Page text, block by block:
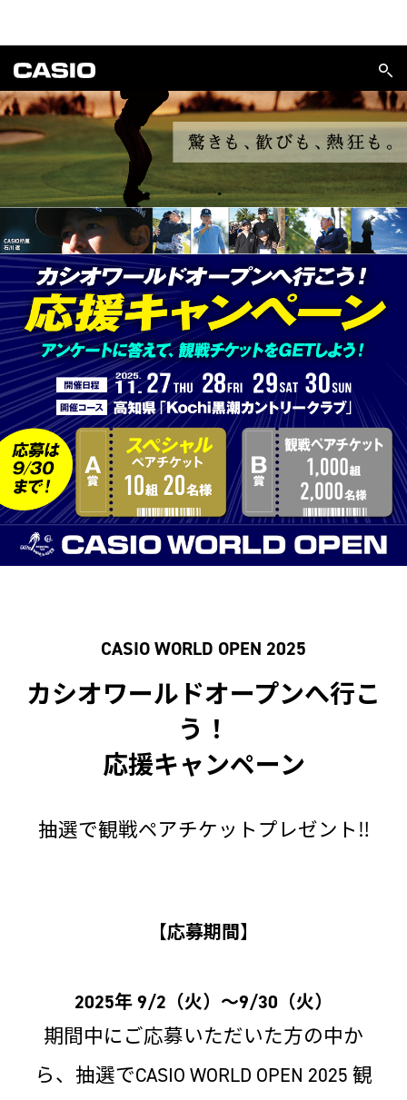
CASIO WORLD OPEN 2025
カシオワールドオープンへ行こ
う！
応援キャンペーン
抽選で観戦ペアチケットプレゼント‼
【応募期間】
2025年 9/2（火）～9/30（火）
期間中にご応募いただいた方の中か
ら、抽選でCASIO WORLD OPEN 2025 観